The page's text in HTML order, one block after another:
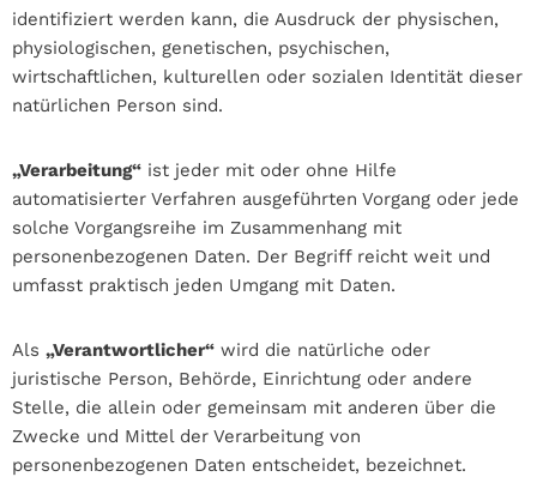
identifiziert werden kann, die Ausdruck der physischen,
physiologischen, genetischen, psychischen,
wirtschaftlichen, kulturellen oder sozialen Identität dieser
natürlichen Person sind.
„Verarbeitung“ ist jeder mit oder ohne Hilfe
automatisierter Verfahren ausgeführten Vorgang oder jede
solche Vorgangsreihe im Zusammenhang mit
personenbezogenen Daten. Der Begriff reicht weit und
umfasst praktisch jeden Umgang mit Daten.
Als „Verantwortlicher“ wird die natürliche oder
juristische Person, Behörde, Einrichtung oder andere
Stelle, die allein oder gemeinsam mit anderen über die
Zwecke und Mittel der Verarbeitung von
personenbezogenen Daten entscheidet, bezeichnet.